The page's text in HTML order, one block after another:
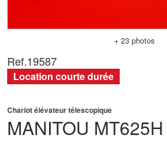
+ 23 photos
MANITOU MT625H
Chariot élévateur télescopique
Ref.19587
Location courte durée